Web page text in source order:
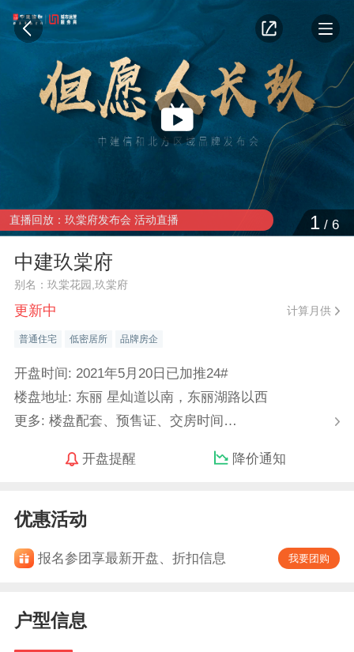
直播回放：玖棠府发布会 活动直播 1/ 6
中建玖棠府
别名：玖棠花园,玖棠府
更新中 计算月供
普通住宅 低密居所 品牌房企
开盘时间: 2021年5月20日已加推24#
楼盘地址: 东丽 星灿道以南，东丽湖路以西
更多: 楼盘配套、预售证、交房时间…
开盘提醒 降价通知
优惠活动
报名参团享最新开盘、折扣信息 我要团购
户型信息